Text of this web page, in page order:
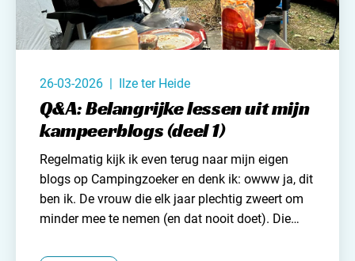
26-03-2026 | Ilze ter Heide
Q&A: Belangrijke lessen uit mijn
kampeerblogs (deel 1)
Regelmatig kijk ik even terug naar mijn eigen
blogs op Campingzoekeren denk ik: owww ja, dit
ben ik. De vrouw die elk jaar plechtig zweert om
minder mee te nemen (en dat nooit doet). Die
omarmt. Die zegt dat comfort niet belangrijk is,